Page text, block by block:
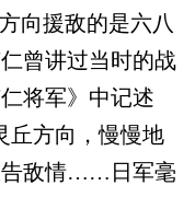
向援敌的是六八
曾讲过当时的战
将军》中记述
丘方向，慢慢地
告敌情……日军毫